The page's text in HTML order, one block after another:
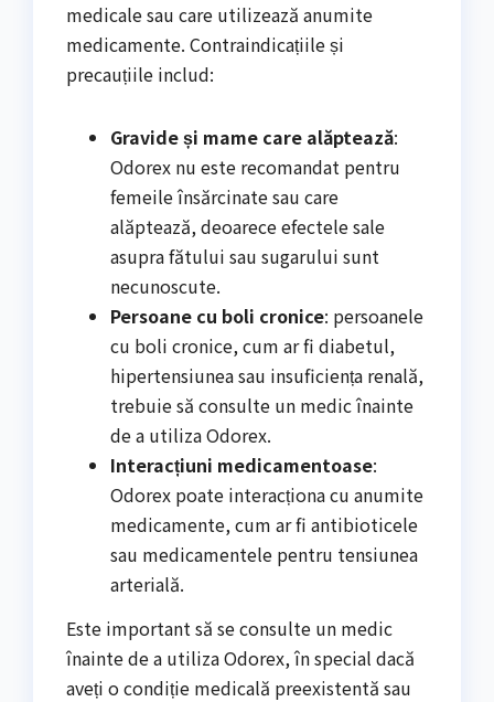
medicale sau care utilizează anumite
medicamente. Contraindicațiile și
precauțiile includ:
Gravide și mame care alăptează:
Odorex nu este recomandat pentru
femeile însărcinate sau care
alăptează, deoarece efectele sale
asupra fătului sau sugarului sunt
necunoscute.
Persoane cu boli cronice: persoanele
cu boli cronice, cum ar fi diabetul,
hipertensiunea sau insuficiența renală,
trebuie să consulte un medic înainte
de a utiliza Odorex.
Interacțiuni medicamentoase:
Odorex poate interacționa cu anumite
medicamente, cum ar fi antibioticele
sau medicamentele pentru tensiunea
arterială.
Este important să se consulte un medic
înainte de a utiliza Odorex, în special dacă
aveți o condiție medicală preexistentă sau